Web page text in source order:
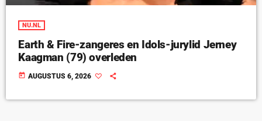
NU.NL
Earth & Fire-zangeres en Idols-jurylid Jerney
Kaagman (79) overleden
today AUGUSTUS 6, 2026